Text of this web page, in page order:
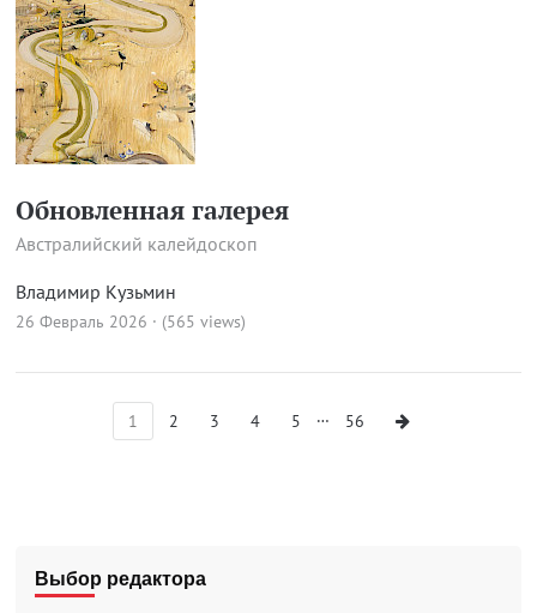
Обновленная галерея
Австралийский калейдоскоп
Владимир Кузьмин
26 Февраль 2026 · (565 views)
1 2 3 4 5 … 56
Выбор редактора